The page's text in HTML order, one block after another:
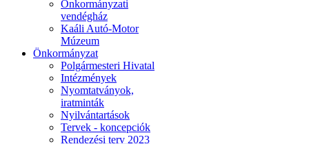
Önkormányzati
vendégház
Kaáli Autó-Motor
Múzeum
Önkormányzat
Polgármesteri Hivatal
Intézmények
Nyomtatványok,
iratminták
Nyilvántartások
Tervek - koncepciók
Rendezési terv 2023